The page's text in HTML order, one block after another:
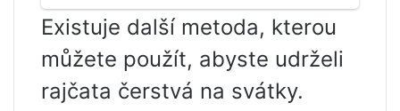
Existuje další metoda, kterou
můžete použít, abyste udrželi
rajčata čerstvá na svátky.